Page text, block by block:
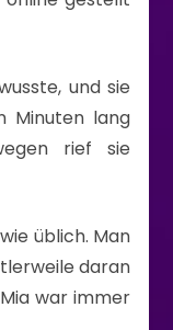
und sie
Minuten lang
rief sie
üblich. Man
daran
war immer